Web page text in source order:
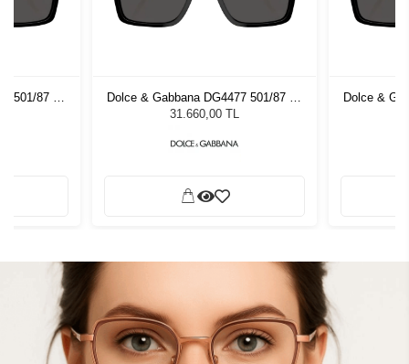
501/87 56
Dolce & Gabbana DG4477 501/87 56
Kadın Güneş Gözlüğü
31.660,00 TL
Dolce &